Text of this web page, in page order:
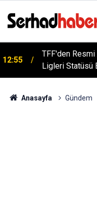
12:55
Ligleri Statüsü
12:33
Bursa
Anasayfa Gündem